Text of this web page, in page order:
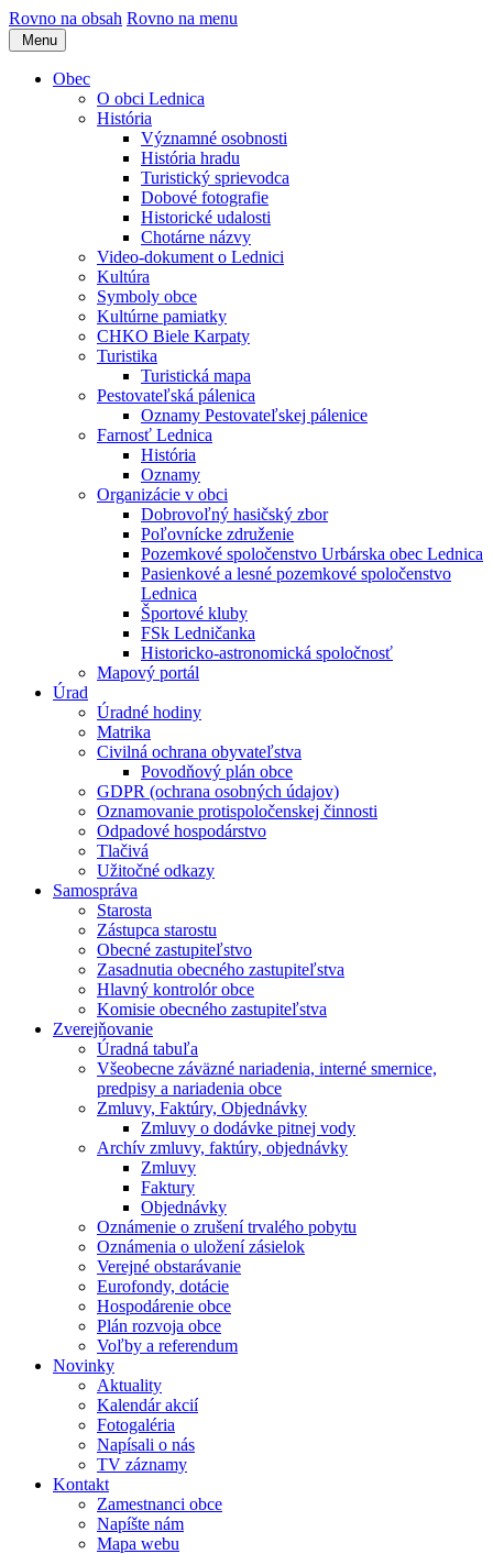
Rovno na obsah Rovno na menu
Menu
Obec
O obci Lednica
História
Významné osobnosti
História hradu
Turistický sprievodca
Dobové fotografie
Historické udalosti
Chotárne názvy
Video-dokument o Lednici
Kultúra
Symboly obce
Kultúrne pamiatky
CHKO Biele Karpaty
Turistika
Turistická mapa
Pestovateľská pálenica
Oznamy Pestovateľskej pálenice
Farnosť Lednica
História
Oznamy
Organizácie v obci
Dobrovoľný hasičský zbor
Poľovnícke združenie
Pozemkové spoločenstvo Urbárska obec Lednica
Pasienkové a lesné pozemkové spoločenstvo
Lednica
Športové kluby
FSk Ledničanka
Historicko-astronomická spoločnosť
Mapový portál
Úrad
Úradné hodiny
Matrika
Civilná ochrana obyvateľstva
Povodňový plán obce
GDPR (ochrana osobných údajov)
Oznamovanie protispoločenskej činnosti
Odpadové hospodárstvo
Tlačivá
Užitočné odkazy
Samospráva
Starosta
Zástupca starostu
Obecné zastupiteľstvo
Zasadnutia obecného zastupiteľstva
Hlavný kontrolór obce
Komisie obecného zastupiteľstva
Zverejňovanie
Úradná tabuľa
Všeobecne záväzné nariadenia, interné smernice,
predpisy a nariadenia obce
Zmluvy, Faktúry, Objednávky
Zmluvy o dodávke pitnej vody
Archív zmluvy, faktúry, objednávky
Zmluvy
Faktury
Objednávky
Oznámenie o zrušení trvalého pobytu
Oznámenia o uložení zásielok
Verejné obstarávanie
Eurofondy, dotácie
Hospodárenie obce
Plán rozvoja obce
Voľby a referendum
Novinky
Aktuality
Kalendár akcií
Fotogaléria
Napísali o nás
TV záznamy
Kontakt
Zamestnanci obce
Napíšte nám
Mapa webu